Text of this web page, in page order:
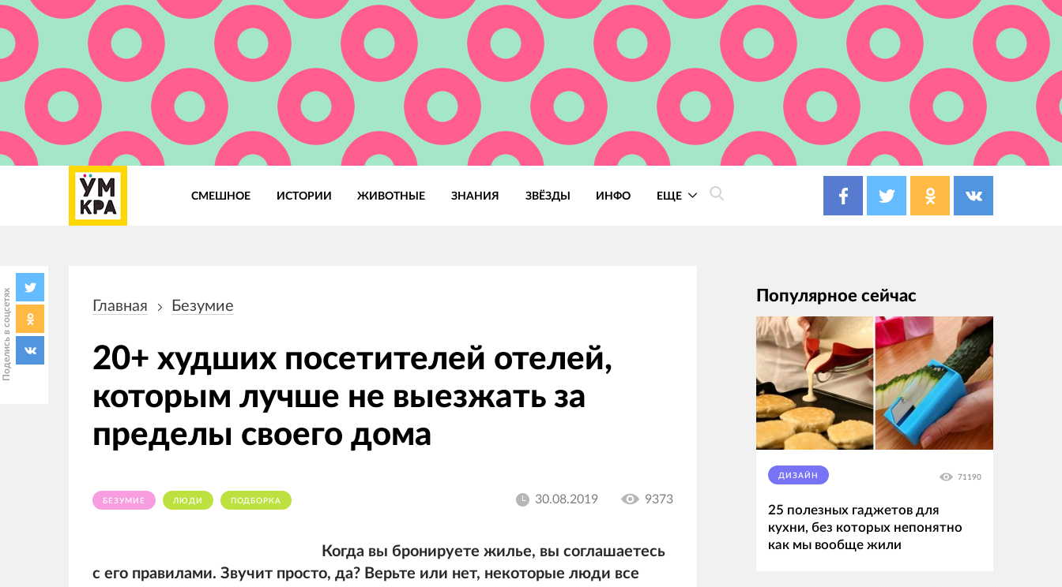
СМЕШНОЕ ИСТОРИИ ЖИВОТНЫЕ ЗНАНИЯ ЗВЁЗДЫ ИНФО ЕЩЕ
Поделись в соцсетях навигации
Главная Безумие
20+ худших посетителей отелей,
которым лучше не выезжать за
пределы своего дома
БЕЗУМИЕ ЛЮДИ ПОДБОРКА 30.08.2019 9373
Когда вы бронируете жилье, вы соглашаетесь
с его правилами. Звучит просто, да? Верьте или нет, некоторые люди все
Популярное сейчас
ДИЗАЙН 71190
25 полезных гаджетов для
кухни, без которых непонятно
как мы вообще жили